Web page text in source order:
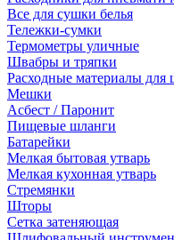
Все для сушки белья
Тележки-сумки
Термометры уличные
Швабры и тряпки
Расходные материалы для
Мешки
Асбест / Паронит
Пищевые шланги
Батарейки
Мелкая бытовая утварь
Мелкая кухонная утварь
Стремянки
Шторы
Сетка затеняющая